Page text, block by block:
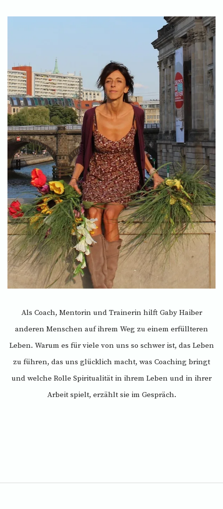
Als Coach, Mentorin und Trainerin hilft Gaby Haiber
anderen Menschen auf ihrem Weg zu einem erfüllteren
Leben. Warum es für viele von uns so schwer ist, das Leben
zu führen, das uns glücklich macht, was Coaching bringt
und welche Rolle Spiritualität in ihrem Leben und in ihrer
Arbeit spielt, erzählt sie im Gespräch.